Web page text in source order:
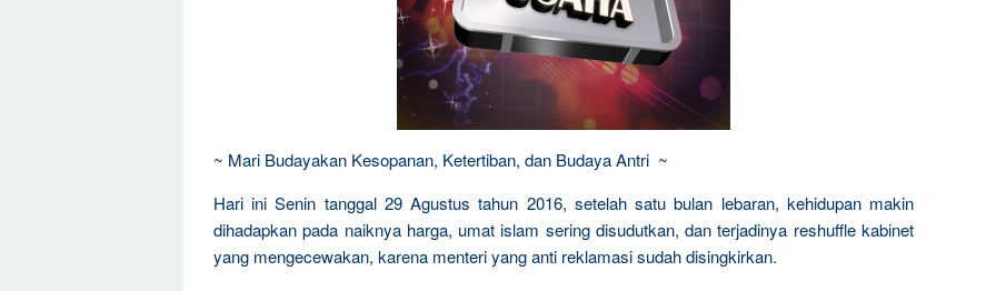
~ Mari Budayakan Kesopanan, Ketertiban, dan Budaya Antri ~
Hari ini Senin tanggal 29 Agustus tahun 2016, setelah satu bulan lebaran, kehidupan makin
dihadapkan pada naiknya harga, umat islam sering disudutkan, dan terjadinya reshuffle kabinet
yang mengecewakan, karena menteri yang anti reklamasi sudah disingkirkan.